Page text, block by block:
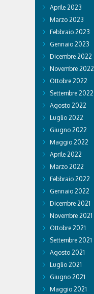
Aprile 2023
Marzo 2023
Febbraio 2023
Gennaio 2023
Dicembre 2022
Novembre 2022
Ottobre 2022
Settembre 2022
Agosto 2022
Luglio 2022
Giugno 2022
Maggio 2022
Aprile 2022
Marzo 2022
Febbraio 2022
Gennaio 2022
Dicembre 2021
Novembre 2021
Ottobre 2021
Settembre 2021
Agosto 2021
Luglio 2021
Giugno 2021
Maggio 2021